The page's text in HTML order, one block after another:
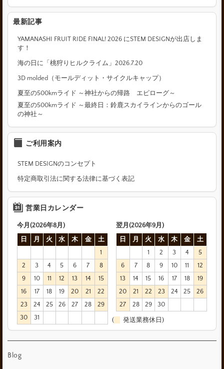
最新記事
YAMANASHI FRUIT RIDE FINAL! 2026 にSTEM DESIGNが出店しま
す！
海の日に「桃狩りヒルクライム」2026.7.20
3D molded（モールディット・サイクルキャップ）
夏至の500kmライド ～神社からの帰路 エピローグ～
夏至の500kmライド ～最終日：鈴鹿スカイラインからのゴール
の神社～
ご利用案内
STEM DESIGNのコンセプト
特定商取引法に関する法律に基づく表記
営業日カレンダー
今月(2026年8月)
日
月 火 水 木 金
土
1
2
3 4 5 6 7
8
9
10 11 12 13 14
15
16
17 18 19 20 21
22
23
24 25 26 27 28
29
30
31
翌月(2026年9月)
日
月 火 水 木 金
土
1
2 3 4
5
6
7 8 9 10 11
12
13
14 15 16 17 18
19
20
21 22 23 24 25
26
27
28 29 30
( 発送業務休日)
Blog